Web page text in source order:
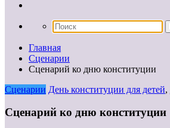
Главная
Сценарии
Сценарий ко дню конституции
Сценарии День конституции для детей,
Сценарий ко дню конституции